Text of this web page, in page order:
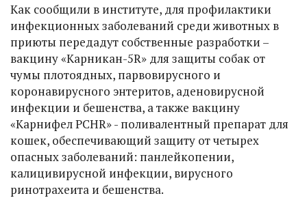
Как сообщили в институте, для профилактики
инфекционных заболеваний среди животных в
приюты передадут собственные разработки –
вакцину «Карникан-5R» для защиты собак от
чумы плотоядных, парвовирусного и
коронавирусного энтеритов, аденовирусной
инфекции и бешенства, а также вакцину
«Карнифел PCHR» - поливалентный препарат для
кошек, обеспечивающий защиту от четырех
опасных заболеваний: панлейкопении,
калицивирусной инфекции, вирусного
ринотрахеита и бешенства.